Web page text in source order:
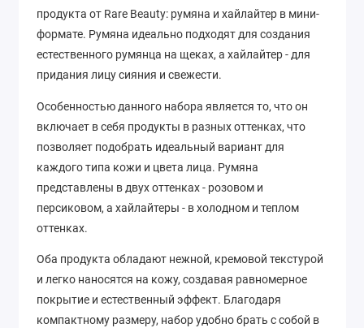
продукта от Rare Beauty: румяна и хайлайтер в мини-
формате. Румяна идеально подходят для создания
естественного румянца на щеках, а хайлайтер - для
придания лицу сияния и свежести.
Особенностью данного набора является то, что он
включает в себя продукты в разных оттенках, что
позволяет подобрать идеальный вариант для
каждого типа кожи и цвета лица. Румяна
представлены в двух оттенках - розовом и
персиковом, а хайлайтеры - в холодном и теплом
оттенках.
Оба продукта обладают нежной, кремовой текстурой
и легко наносятся на кожу, создавая равномерное
покрытие и естественный эффект. Благодаря
компактному размеру, набор удобно брать с собой в